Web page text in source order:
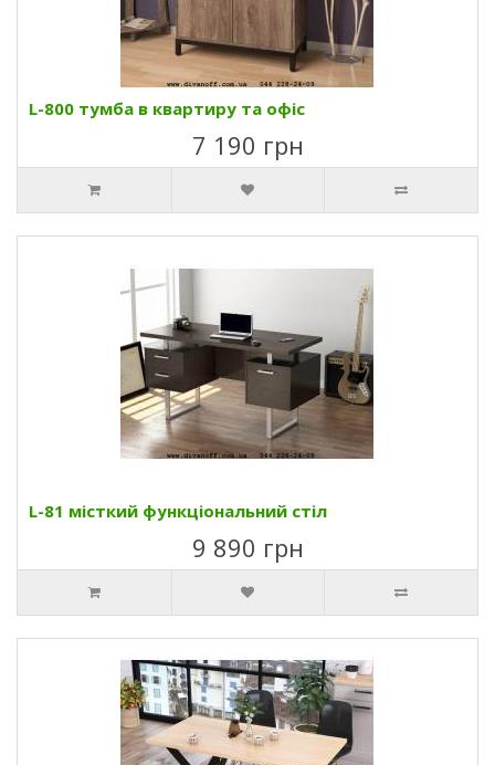
L-800 тумба в квартиру та офіс
7 190 грн
L-81 місткий функціональний стіл
9 890 грн